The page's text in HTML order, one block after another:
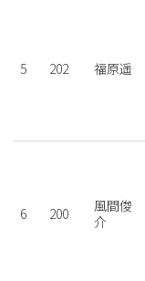
5 202 福原遥
6 200
風間俊
介